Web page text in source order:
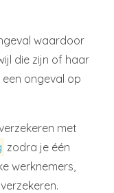
waardoor
die zijn of haar
ongeval op
met
zodra je één
werknemers,